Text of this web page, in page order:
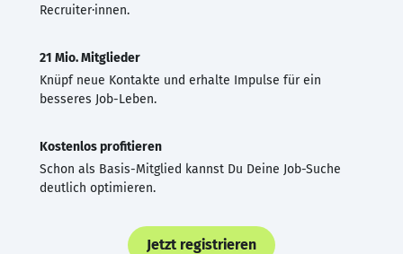
Recruiter·innen.
21 Mio. Mitglieder
Knüpf neue Kontakte und erhalte Impulse für ein
besseres Job-Leben.
Kostenlos profitieren
Schon als Basis-Mitglied kannst Du Deine Job-Suche
deutlich optimieren.
Jetzt registrieren